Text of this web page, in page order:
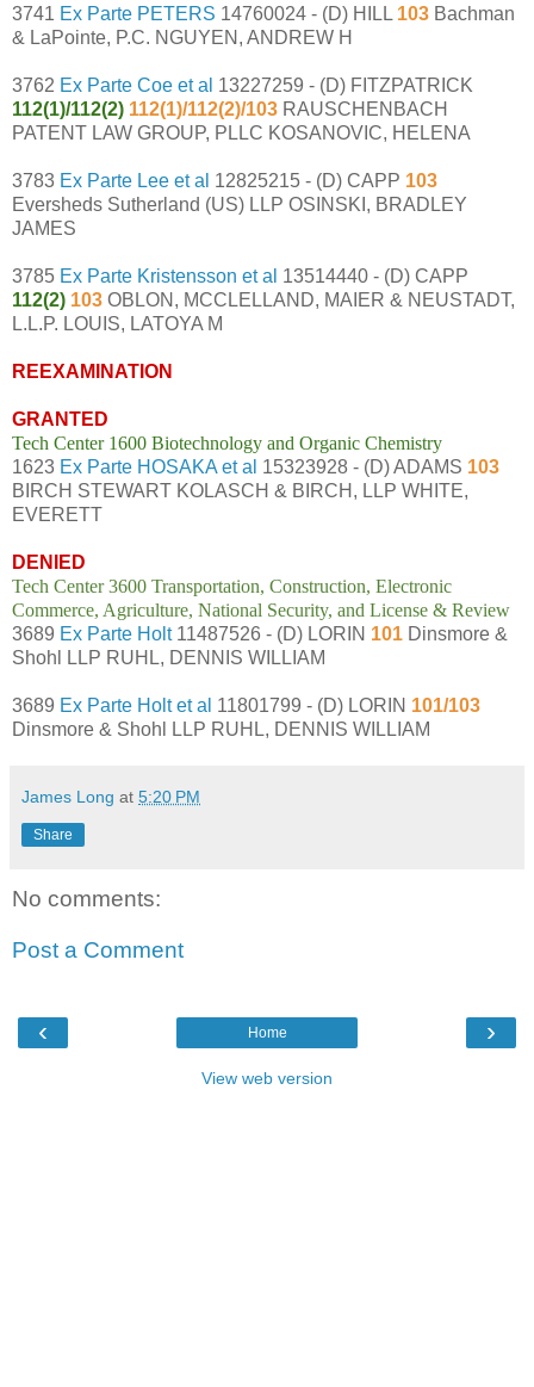
3741 Ex Parte PETERS 14760024 - (D) HILL 103 Bachman
& LaPointe, P.C. NGUYEN, ANDREW H
3762 Ex Parte Coe et al 13227259 - (D) FITZPATRICK
112(1)/112(2) 112(1)/112(2)/103 RAUSCHENBACH
PATENT LAW GROUP, PLLC KOSANOVIC, HELENA
3783 Ex Parte Lee et al 12825215 - (D) CAPP 103
Eversheds Sutherland (US) LLP OSINSKI, BRADLEY
JAMES
3785 Ex Parte Kristensson et al 13514440 - (D) CAPP
112(2) 103 OBLON, MCCLELLAND, MAIER & NEUSTADT,
L.L.P. LOUIS, LATOYA M
REEXAMINATION
GRANTED
Tech Center 1600 Biotechnology and Organic Chemistry
1623 Ex Parte HOSAKA et al 15323928 - (D) ADAMS 103
BIRCH STEWART KOLASCH & BIRCH, LLP WHITE,
EVERETT
DENIED
Tech Center 3600 Transportation, Construction, Electronic
Commerce, Agriculture, National Security, and License & Review
3689 Ex Parte Holt11487526 - (D) LORIN 101 Dinsmore &
Shohl LLP RUHL, DENNIS WILLIAM
3689 Ex Parte Holt et al 11801799 - (D) LORIN 101/103
Dinsmore & Shohl LLP RUHL, DENNIS WILLIAM
James Long at 5:20 PM
Share
No comments:
Post a Comment
‹ ›
Home
View web version